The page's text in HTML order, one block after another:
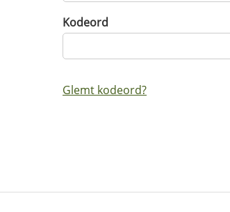
Kodeord
Glemt kodeord?